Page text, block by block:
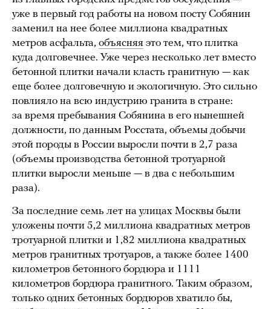
уже в первый год работы на новом посту Собянин
заменил на нее более миллиона квадратных
метров асфальта, объясняя это тем, что плитка
куда долговечнее. Уже через несколько лет вместо
бетонной плитки начали класть гранитную — как
еще более долговечную и экологичную. Это сильно
повлияло на всю индустрию гранита в стране:
за время пребывания Собянина в его нынешней
должности, по данным Росстата, объемы добычи
этой породы в России выросли почти в 2,7 раза
(объемы производства бетонной тротуарной
плитки выросли меньше — в два с небольшим
раза).
За последние семь лет на улицах Москвы были
уложены почти 5,2 миллиона квадратных метров
тротуарной плитки и 1,82 миллиона квадратных
метров гранитных тротуаров, а также более 1400
километров бетонного бордюра и 1111
километров бордюра гранитного. Таким образом,
только одних бетонных бордюров хватило бы,